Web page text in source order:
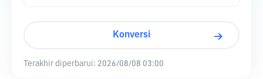
Konversi
Terakhir diperbarui: 2026/08/08 03:00